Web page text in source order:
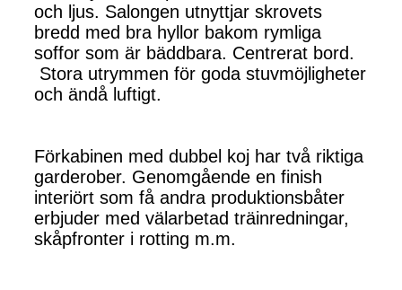
och ljus. Salongen utnyttjar skrovets
bredd med bra hyllor bakom rymliga
soffor som är bäddbara. Centrerat bord.
Stora utrymmen för goda stuvmöjligheter
och ändå luftigt.
Förkabinen med dubbel koj har två riktiga
garderober. Genomgående en finish
interiört som få andra produktionsbåter
erbjuder med välarbetad träinredningar,
skåpfronter i rotting m.m.